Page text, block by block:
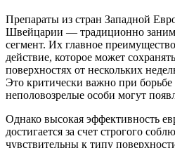
Препараты из стран Западной
Швейцарии — традиционно
сегмент. Их главное
действие, которое может
поверхностях от нескольких
Это критически важно при
неполовозрелые особи могут
Однако высокая эффективность
достигается за счет строгого
чувствительны к типу